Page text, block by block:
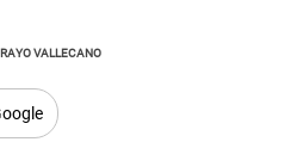
RAYO VALLECANO